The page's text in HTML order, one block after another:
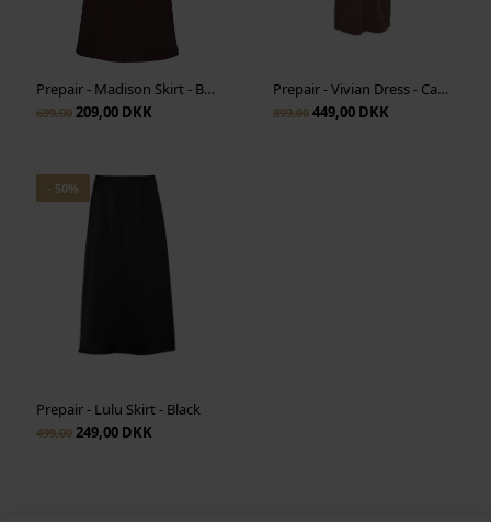
Prepair - Madison Skirt - Bordeaux
699,00209,00 DKK
Prepair - Vivian Dress - Cappucino
899,00 449,00 DKK
- 50%
Prepair - Lulu Skirt - Black
499,00249,00 DKK